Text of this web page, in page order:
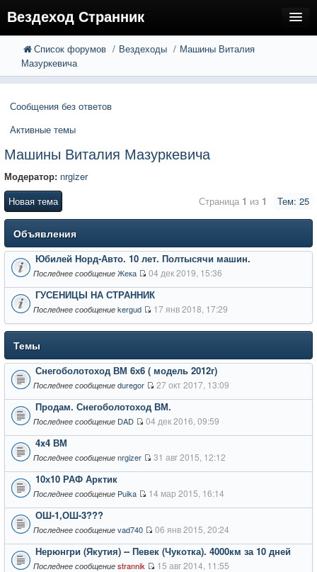
Вездеход Странник
FAQ
Регистрация
Вход
Расширенный поиск
Список форумов Вездеходы
Машины Виталия
Мазуркевича
Сообщения без ответов
Активные темы
Машины Виталия Мазуркевича
Модератор: nrgizer
Новая тема
Тем: 25
Страница 1 из 1
Объявления
Юбилей Норд-Авто. 10 лет. Полтысячи машин.
Последнее сообщение Жека 04 дек 2019, 15:36
ГУСЕНИЦЫ НА СТРАННИК
Последнее сообщение kergud 17 янв 2018, 17:29
Темы
Снегоболотоход ВМ 6х6 ( модель 2012г)
Последнее сообщение duregor 27 окт 2017, 13:09
Продам. Снегоболотоход ВМ.
Последнее сообщение DAD 04 дек 2016, 09:59
4x4 ВМ
Последнее сообщение nrgizer 31 авг 2015, 12:12
10х10 РАФ Арктик
Последнее сообщение Puika 14 мар 2015, 16:14
ОШ-1,ОШ-3???
Последнее сообщение vad740 06 янв 2015, 20:24
Нерюнгри (Якутия) -- Певек (Чукотка). 4000км за 10 дней
Последнее сообщение strannik 15 авг 2014, 11:55